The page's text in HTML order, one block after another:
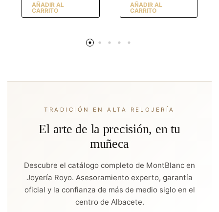
AÑADIR AL
CARRITO
AÑADIR AL
CARRITO
TRADICIÓN EN ALTA RELOJERÍA
El arte de la precisión, en tu
muñeca
Descubre el catálogo completo de MontBlanc en
Joyería Royo. Asesoramiento experto, garantía
oficial y la confianza de más de medio siglo en el
centro de Albacete.